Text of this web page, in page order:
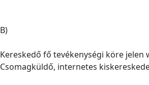
B)
Kereskedő fő tevékenységi köre jelen
Csomagküldő, internetes